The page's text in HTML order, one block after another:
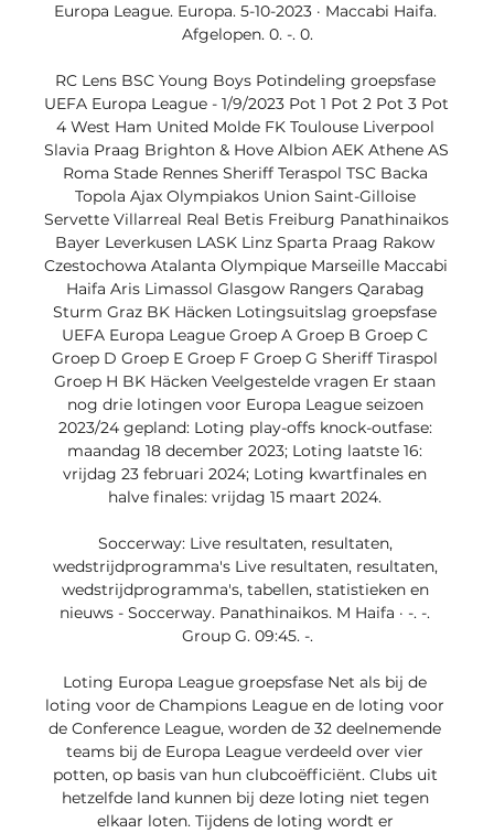
Europa League. Europa. 5-10-2023 · Maccabi Haifa.
Afgelopen. 0. -. 0.
RC Lens BSC Young Boys Potindeling groepsfase
UEFA Europa League - 1/9/2023 Pot 1 Pot 2 Pot 3 Pot
4 West Ham United Molde FK Toulouse Liverpool
Slavia Praag Brighton & Hove Albion AEK Athene AS
Roma Stade Rennes Sheriff Teraspol TSC Backa
Topola Ajax Olympiakos Union Saint-Gilloise
Servette Villarreal Real Betis Freiburg Panathinaikos
Bayer Leverkusen LASK Linz Sparta Praag Rakow
Czestochowa Atalanta Olympique Marseille Maccabi
Haifa Aris Limassol Glasgow Rangers Qarabag
Sturm Graz BK Häcken Lotingsuitslag groepsfase
UEFA Europa League Groep A Groep B Groep C
Groep D Groep E Groep F Groep G Sheriff Tiraspol
Groep H BK Häcken Veelgestelde vragen Er staan
nog drie lotingen voor Europa League seizoen
2023/24 gepland: Loting play-offs knock-outfase:
maandag 18 december 2023; Loting laatste 16:
vrijdag 23 februari 2024; Loting kwartfinales en
halve finales: vrijdag 15 maart 2024.
Soccerway: Live resultaten, resultaten,
wedstrijdprogramma's Live resultaten, resultaten,
wedstrijdprogramma's, tabellen, statistieken en
nieuws - Soccerway. Panathinaikos. M Haifa · -. -.
Group G. 09:45. -.
Loting Europa League groepsfase Net als bij de
loting voor de Champions League en de loting voor
de Conference League, worden de 32 deelnemende
teams bij de Europa League verdeeld over vier
potten, op basis van hun clubcoëfficiënt. Clubs uit
hetzelfde land kunnen bij deze loting niet tegen
elkaar loten. Tijdens de loting wordt er